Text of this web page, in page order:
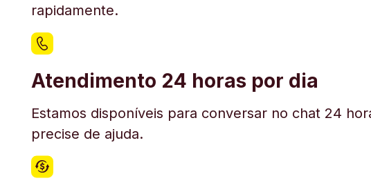
rapidamente.
Atendimento 24 horas por dia
Estamos disponíveis para conversar no chat 24
precise de ajuda.